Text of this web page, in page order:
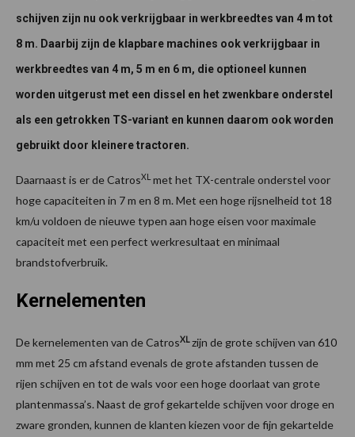
schijven zijn nu ook verkrijgbaar in werkbreedtes van 4 m tot
8 m. Daarbij zijn de klapbare machines ook verkrijgbaar in
werkbreedtes van 4 m, 5 m en 6 m, die optioneel kunnen
worden uitgerust met een dissel en het zwenkbare onderstel
als een getrokken TS-variant en kunnen daarom ook worden
gebruikt door kleinere tractoren.
Daarnaast is er de CatrosXL met het TX-centrale onderstel voor
hoge capaciteiten in 7 m en 8 m. Met een hoge rijsnelheid tot 18
km/u voldoen de nieuwe typen aan hoge eisen voor maximale
capaciteit met een perfect werkresultaat en minimaal
brandstofverbruik.
Kernelementen
De kernelementen van de CatrosXLzijn de grote schijven van 610
mm met 25 cm afstand evenals de grote afstanden tussen de
rijen schijven en tot de wals voor een hoge doorlaat van grote
plantenmassa’s. Naast de grof gekartelde schijven voor droge en
zware gronden, kunnen de klanten kiezen voor de fijn gekartelde